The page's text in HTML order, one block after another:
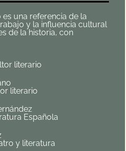
es una referencia de la
y la influencia cultural
de la historia, con
literario
literario
Española
y literatura